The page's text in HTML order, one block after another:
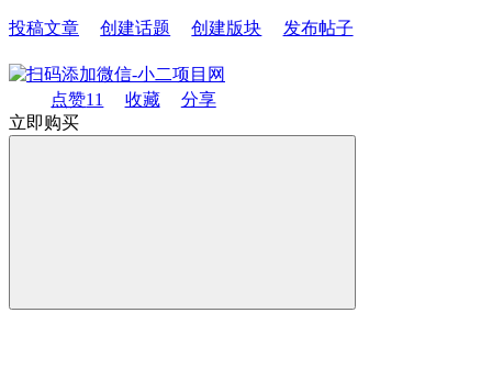
投稿文章 创建话题 创建版块 发布帖子
点赞11 收藏
分享
立即购买